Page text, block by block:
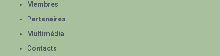
Membres
Partenaires
Multimédia
Contacts